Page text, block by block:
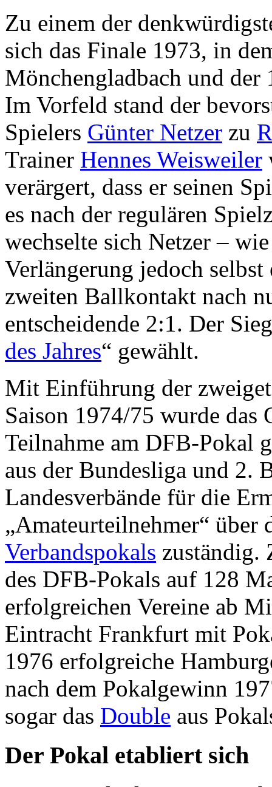
Zu einem der
sich das Finale 1973, in
Mönchengladbach und der
Im Vorfeld stand der
Spielers Günter Netzer zu
Trainer Hennes Weisweiler
verärgert, dass er seinen
es nach der regulären
wechselte sich Netzer –
Verlängerung jedoch
zweiten Ballkontakt nach
entscheidende 2:1. Der
des Jahres“ gewählt.
Mit Einführung der
Saison 1974/75 wurde
Teilnahme am DFB-Pokal
aus der Bundesliga und 2.
Landesverbände für die
„Amateurteilnehmer“ über
Verbandspokals zuständig.
des DFB-Pokals auf 128
erfolgreichen Vereine ab
Eintracht Frankfurt mit
1976 erfolgreiche
nach dem Pokalgewinn
sogar das Double aus
Der Pokal etabliert sich